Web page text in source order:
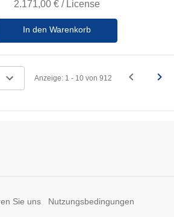
2.171,00 € / License
In den Warenkorb
Anzeige: 1 - 10 von 912 navigate_before navigate_next
Sie uns Nutzungsbedingungen